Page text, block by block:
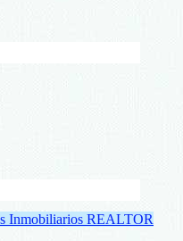
Inmobiliarios REALTOR